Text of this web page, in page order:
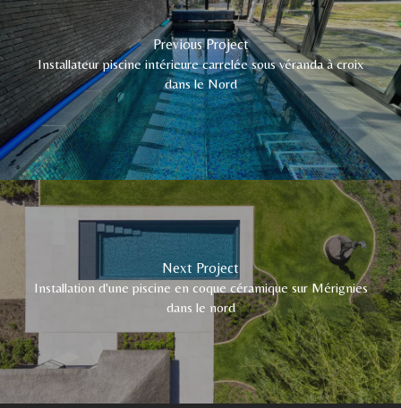
Previous Project
Installateur piscine intérieure carrelée sous véranda à croix
dans le Nord
Next Project
Installation d'une piscine en coque céramique sur Mérignies
dans le nord